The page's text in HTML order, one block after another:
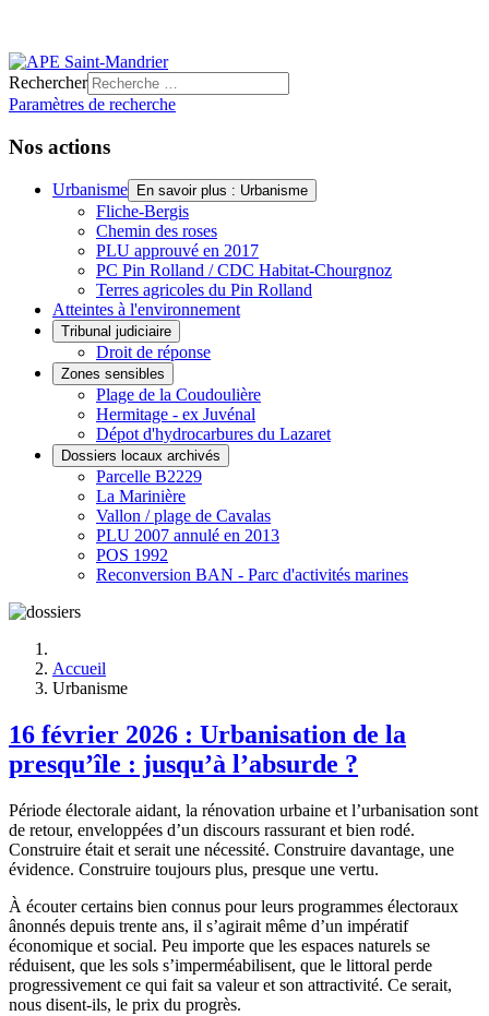
Rechercher
Paramètres de recherche
Nos actions
Urbanisme En savoir plus : Urbanisme
Fliche-Bergis
Chemin des roses
PLU approuvé en 2017
PC Pin Rolland / CDC Habitat-Chourgnoz
Terres agricoles du Pin Rolland
Atteintes à l'environnement
Tribunal judiciaire
Droit de réponse
Zones sensibles
Plage de la Coudoulière
Hermitage - ex Juvénal
Dépot d'hydrocarbures du Lazaret
Dossiers locaux archivés
Parcelle B2229
La Marinière
Vallon / plage de Cavalas
PLU 2007 annulé en 2013
POS 1992
Reconversion BAN - Parc d'activités marines
Accueil
Urbanisme
16 février 2026 : Urbanisation de la
presqu’île : jusqu’à l’absurde ?
Période électorale aidant, la rénovation urbaine et l’urbanisation sont
de retour, enveloppées d’un discours rassurant et bien rodé.
Construire était et serait une nécessité. Construire davantage, une
évidence. Construire toujours plus, presque une vertu.
À écouter certains bien connus pour leurs programmes électoraux
ânonnés depuis trente ans, il s’agirait même d’un impératif
économique et social. Peu importe que les espaces naturels se
réduisent, que les sols s’imperméabilisent, que le littoral perde
progressivement ce qui fait sa valeur et son attractivité. Ce serait,
nous disent-ils, le prix du progrès.